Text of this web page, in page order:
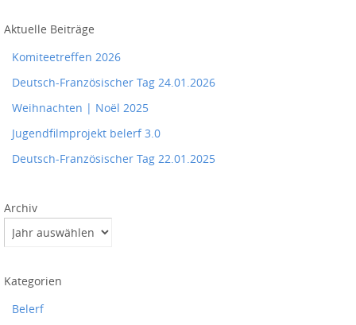
Aktuelle Beiträge
Komiteetreffen 2026
Deutsch-Französischer Tag 24.01.2026
Weihnachten | Noël 2025
Jugendfilmprojekt belerf 3.0
Deutsch-Französischer Tag 22.01.2025
Archiv
Kategorien
Belerf